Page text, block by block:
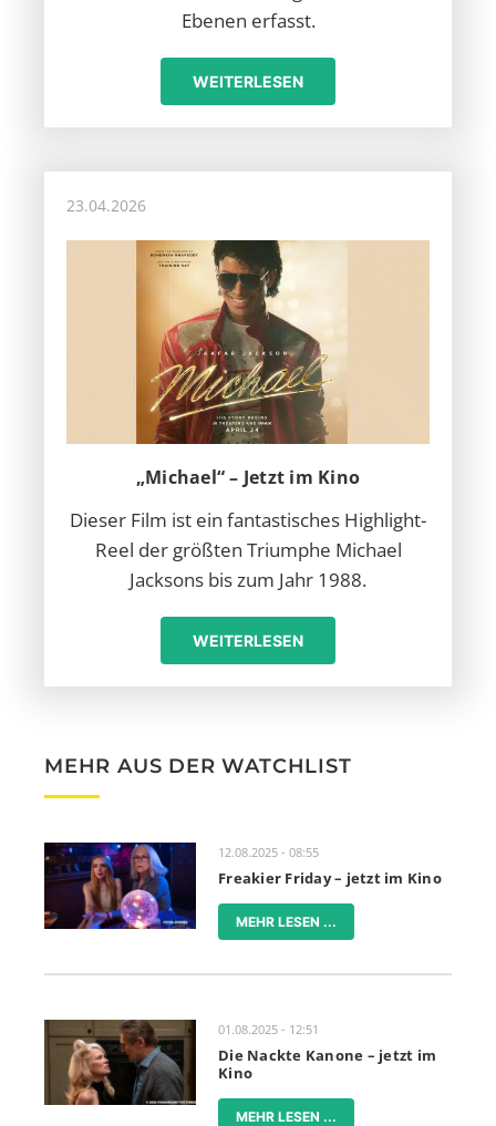
Ebenen erfasst.
WEITERLESEN
23.04.2026
„Michael“ – Jetzt im Kino
Dieser Film ist ein fantastisches Highlight-
Reel der größten Triumphe Michael
Jacksons bis zum Jahr 1988.
WEITERLESEN
MEHR AUS DER WATCHLIST
12.08.2025 - 08:55
Freakier Friday – jetzt im Kino
MEHR LESEN ...
01.08.2025 - 12:51
Die Nackte Kanone – jetzt im
Kino
MEHR LESEN ...